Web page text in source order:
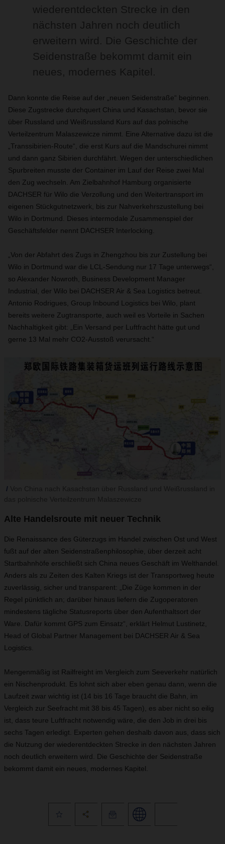
wiederentdeckten Strecke in den
nächsten Jahren noch deutlich
erweitern wird. Die Geschichte der
Seidenstraße bekommt damit ein
neues, modernes Kapitel.
Dann konnte die Reise auf der „neuen Seidenstraße“ beginnen.
Diese Zugstrecke durchquert China und Kasachstan, bevor sie
über Russland und Weißrussland Kurs auf das polnische
Verteilzentrum Malaszewicze nimmt. Eine Alternative dazu ist die
„Transsibirien-Route“, die erst Kurs auf die Mandschurei nimmt
und dann ganz Sibirien durchfährt. Wegen der unterschiedlichen
Spurbreiten musste der Container im Lauf der Reise zwei Mal
den Zug wechseln. Am Zielbahnhof Hamburg organisierte
DACHSER für Wilo die Verzollung und den Weitertransport im
eigenen Stückgutnetzwerk, bis zur Nahverkehrszustellung bei
Wilo in Dortmund. Dieses intermodale Zusammenspiel der
Geschäftsfelder nennt DACHSER Interlocking.
„Von der Abfahrt des Zugs in Zhengzhou bis zur Zustellung bei
Wilo in Dortmund war die LCL-Sendung nur 17 Tage unterwegs“,
so Alexander Nowroth, Business Development Manager
Industrial, der Wilo bei DACHSER Air & Sea Logistics betreut.
Antonio Rodrigues, Group Inbound Logistics bei Wilo, plant
bereits weitere Zugtransporte, auch weil es Vorteile in Sachen
Nachhaltigkeit gibt: „Ein Versand per Luftfracht hätte gut und
gerne 13 Mal mehr CO2-Ausstoß verursacht.“
Alte Handelsroute mit neuer Technik
Die Renaissance des Güterzugs im Handel zwischen Ost und West
fußt auf der alten Seidenstraßenphilosophie, über derzeit acht
Startbahnhöfe erschließt sich China neues Geschäft im Welthandel.
Anders als zu Zeiten des Kalten Kriegs ist der Transportweg heute
zuverlässig, sicher und transparent: „Die Züge kommen in der
Regel pünktlich an; darüber hinaus liefern die Zugoperatoren
mindestens tägliche Statusreports über den Aufenthaltsort der
Ware. Dafür kommt GPS zum Einsatz“, erklärt Helmut Lustinetz,
Head of Global Partner Management bei DACHSER Air & Sea
Logistics.
Mengenmäßig ist Railfreight im Vergleich zum Seeverkehr natürlich
ein Nischenprodukt. Es lohnt sich aber eben genau dann, wenn die
Laufzeit zwar wichtig ist (14 bis 16 Tage braucht die Bahn, im
Vergleich zur Seefracht mit 38 bis 45 Tagen), es aber nicht so eilig
ist, dass teure Luftfracht notwendig wäre, die den Job in drei bis
sechs Tagen erledigt. Experten gehen deshalb davon aus, dass sich
die Nutzung der wiederentdeckten Strecke in den nächsten Jahren
noch deutlich erweitern wird. Die Geschichte der Seidenstraße
bekommt damit ein neues, modernes Kapitel.